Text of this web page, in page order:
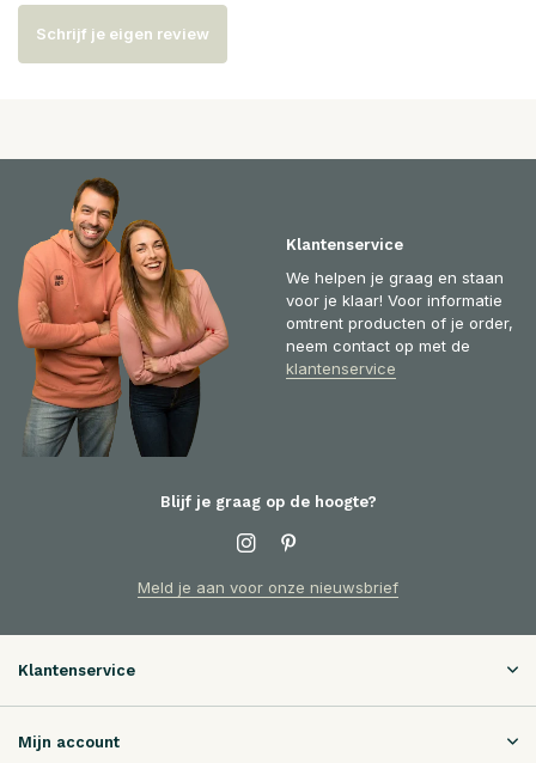
Schrijf je eigen review
Klantenservice
We helpen je graag en staan
voor je klaar! Voor informatie
omtrent producten of je order,
neem contact op met de
klantenservice
Blijf je graag op de hoogte?
Meld je aan voor onze nieuwsbrief
Klantenservice
Mijn account